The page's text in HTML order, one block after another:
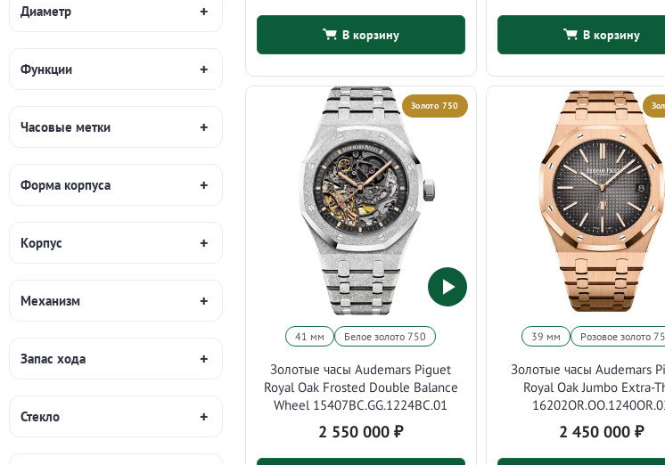
В корзину В корзину
Золото 750
41 мм Белое золото 750
Золотые часы Audemars Piguet
Royal Oak Frosted Double Balance
Wheel 15407BC.GG.1224BC.01
2 550 000₽
39 мм Розовое золото
Золотые часы Audemars
Royal Oak Jumbo Extra-
2 450 000₽
Диаметр
Функции
Часовые метки
Форма корпуса
Корпус
Механизм
Запас хода
Стекло